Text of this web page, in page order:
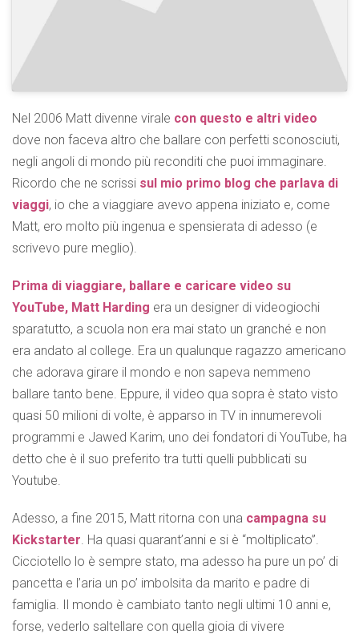
Nel 2006 Matt divenne virale con questo e altri video
dove non faceva altro che ballare con perfetti sconosciuti,
negli angoli di mondo più reconditi che puoi immaginare.
Ricordo che ne scrissi sul mio primo blog che parlava di
viaggi, io che a viaggiare avevo appena iniziato e, come
Matt, ero molto più ingenua e spensierata di adesso (e
scrivevo pure meglio).
Prima di viaggiare, ballare e caricare video su
YouTube, Matt Harding era un designer di videogiochi
sparatutto, a scuola non era mai stato un granché e non
era andato al college. Era un qualunque ragazzo americano
che adorava girare il mondo e non sapeva nemmeno
ballare tanto bene. Eppure, il video qua sopra è stato visto
quasi 50 milioni di volte, è apparso in TV in innumerevoli
programmi e Jawed Karim, uno dei fondatori di YouTube, ha
detto che è il suo preferito tra tutti quelli pubblicati su
Youtube.
Adesso, a fine 2015, Matt ritorna con una campagna su
Kickstarter. Ha quasi quarant’anni e si è “moltiplicato”.
Cicciotello lo è sempre stato, ma adesso ha pure un po’ di
pancetta e l’aria un po’ imbolsita da marito e padre di
famiglia. Il mondo è cambiato tanto negli ultimi 10 anni e,
forse, vederlo saltellare con quella gioia di vivere